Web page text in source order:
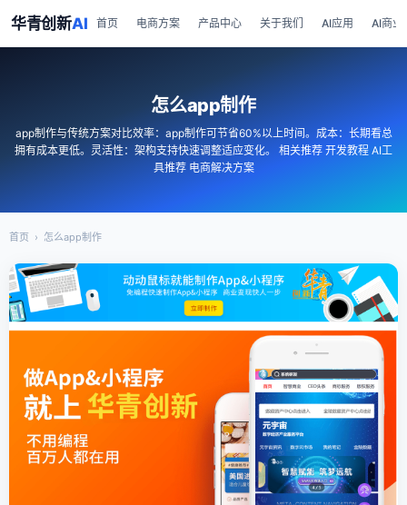
华青创新AI 首页 电商方案 产品中心 关于我们 AI应用 AI商业
怎么app制作
app制作与传统方案对比效率：app制作可节省60%以上时间。成本：长期看总
拥有成本更低。灵活性：架构支持快速调整适应变化。 相关推荐 开发教程 AI工
具推荐 电商解决方案
首页 › 怎么app制作